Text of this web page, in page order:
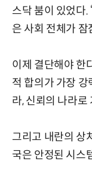
스닥 붐이 있었다.
은 사회 전체가
이제 결단해야 한
적 합의가 가장
라, 신뢰의 나라로
그리고 내란의 상
국은 안정된 시스